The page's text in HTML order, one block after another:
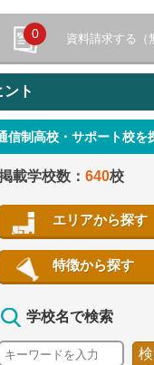
0 資料請求する（
ト
信制高校・サポート校を
載学校数： 640校
エリアから探す
特徴から探す
学校名で検索